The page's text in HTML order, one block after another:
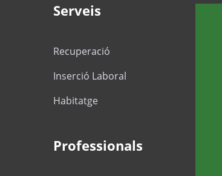
Serveis
Recuperació
Inserció Laboral
Habitatge
Professionals